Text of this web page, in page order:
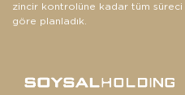
zincir kontrolüne kadar tüm
göre planladık.